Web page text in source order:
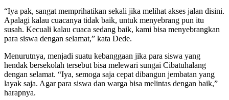
“Iya pak, sangat memprihatikan sekali jika melihat akses jalan disini.
Apalagi kalau cuacanya tidak baik, untuk menyebrang pun itu
susah. Kecuali kalau cuaca sedang baik, kami bisa menyebrangkan
para siswa dengan selamat,” kata Dede.
Menurutnya, menjadi suatu kebanggaan jika para siswa yang
hendak bersekolah tersebut bisa melewari sungai Cibatuhalang
dengan selamat. “Iya, semoga saja cepat dibangun jembatan yang
layak saja. Agar para siswa dan warga bisa melintas dengan baik,”
harapnya.